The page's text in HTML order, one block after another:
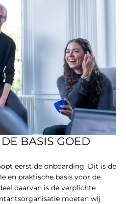
BASIS GOED
eerst de onboarding. Dit is de
en praktische basis voor de
daarvan is de verplichte
moeten wij